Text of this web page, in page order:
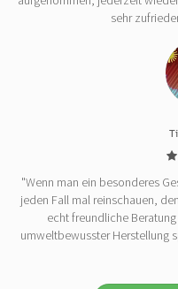
sehr
"Wenn man ein besonderes
jeden Fall mal reinschauen,
echt freundliche
umweltbewusster Herstellung